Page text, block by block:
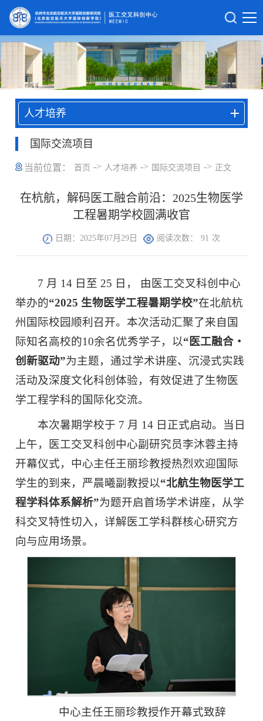
人才培养
国际交流项目
当前位置： 首页 -> 人才培养 -> 国际交流项目 -> 正文
在杭航，解码医工融合前沿：2025生物医学
工程暑期学校圆满收官
日期：2025年07月29日 阅读次数： 91 次
7 月 14 日至 25 日， 由医工交叉科创中心
举办的“2025 生物医学工程暑期学校”在北航杭
州国际校园顺利召开。本次活动汇聚了来自国
际知名高校的10余名优秀学子，以“ 医工融合 ・
创新驱动”为主题，通过学术讲座、沉浸式实践
活动及深度文化科创体验，有效促进了生物医
学工程学科的国际化交流。
本次暑期学校于 7 月 14 日正式启动。当日
上午，医工交叉科创中心副研究员李沐蓉主持
开幕仪式，中心主任王丽珍教授热烈欢迎国际
学生的到来，严晨曦副教授以“北航生物医学工
程学科体系解析”为题开启首场学术讲座，从学
科交叉特性切入，详解医工学科群核心研究方
向与应用场景。
中心主任王丽珍教授作开幕式致辞